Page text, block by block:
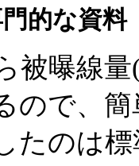
門的な資
被曝線
ので、
たのは